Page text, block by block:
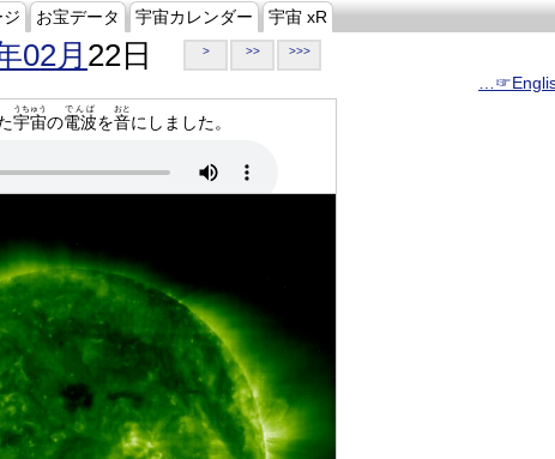
お宝データ 宇宙カレンダー 宇宙 xR
02月 22日 > >> >>>
宇宙
うちゅう
の電波
でんぱ
を音
おと
にしました。